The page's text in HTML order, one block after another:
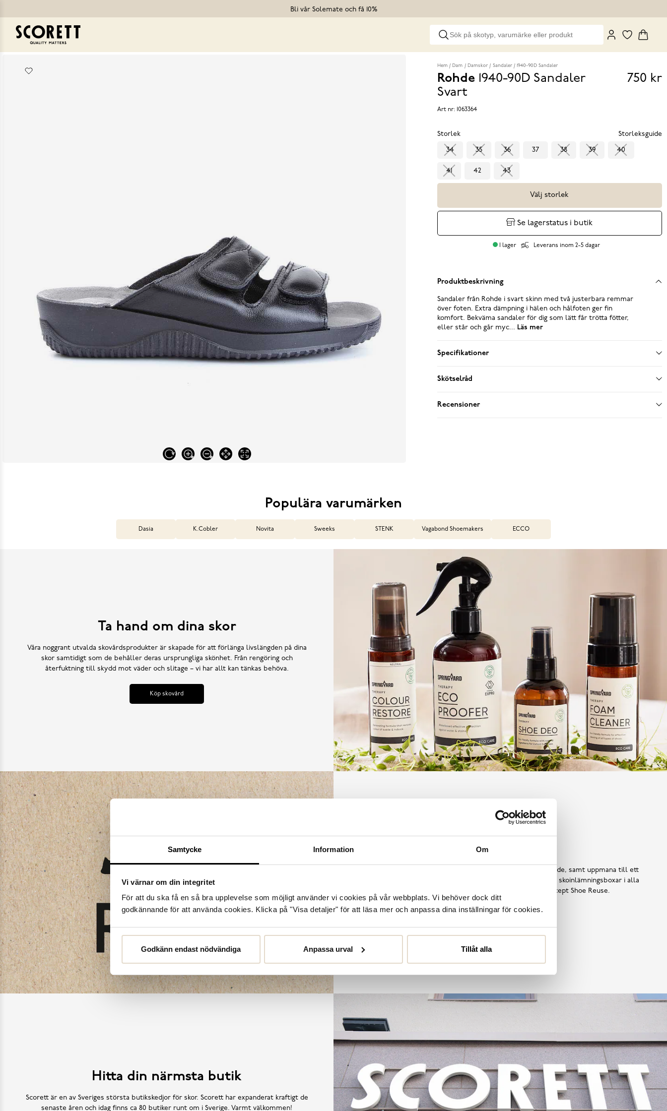
Samtycke Information Om
Vi värnar om din integritet
För att du ska få en så bra upplevelse som möjligt använder vi cookies på vår webbplats. Vi behöver dock ditt
godkännande för att använda cookies. Klicka på "Visa detaljer" för att läsa mer och anpassa dina inställningar för cookies.
Godkänn endast nödvändiga Anpassa urval Tillåt alla
Bli vår Solemate och få 10%
Hem Dam Damskor Sandaler 1940-90D Sandaler
Rohde 1940-90D Sandaler
Svart
Pris
750 kr
Art nr: 1063364
Storlek Storleksguide
34 35 36 37 38 39 40
41 42 43
Välj storlek
Se lagerstatus i butik
I lager Leverans inom 2-5 dagar
Produktbeskrivning
Sandaler från Rohde i svart skinn med två justerbara remmar
över foten. Extra dämpning i hälen och hålfoten ger fin
komfort. Bekväma sandaler för dig som lätt får trötta fötter,
eller står och går myc... Läs mer
Specifikationer
Skötselråd
Recensioner
Populära varumärken
Dasia K.Cobler Novita Sweeks STENK Vagabond Shoemakers ECCO
Ta hand om dina skor
Våra noggrant utvalda skovårdsprodukter är skapade för att förlänga livslängden på dina
skor samtidigt som de behåller deras ursprungliga skönhet. Från rengöring och
återfuktning till skydd mot väder och slitage – vi har allt kan tänkas behöva.
Köp skovård
Shoe Reuse
Utifrån målet att inga skor ska bli till avfall i ett för tidigt skede, samt uppmana till ett
mer hållbart synsätt på skors användning, har vi introducerat skoinlämningsboxar i alla
våra butiker. Detta är en del av vårt hållbarhetskoncept Shoe Reuse.
Hitta din närmsta butik
Scorett är en av Sveriges största butikskedjor för skor. Scorett har expanderat kraftigt de
senaste åren och idag finns ca 80 butiker runt om i Sverige. Varmt välkommen!